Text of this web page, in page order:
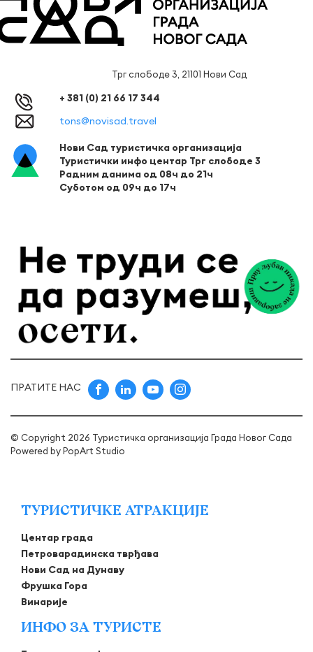
Трг слободе 3, 21101 Нови Сад
+ 381 (0) 21 66 17 344
tons@novisad.travel
Нови Сад туристичка организација
Туристички инфо центар Трг слободе 3
Радним данима од 08ч до 21ч
Суботом од 09ч до 17ч
ПРАТИТЕ НАС
© Copyright 2026 Туристичка организација Града Новог Сада
Powered byPopArt Studio
ТУРИСТИЧКЕ АТРАКЦИЈЕ
Центар града
Петроварадинска тврђава
Нови Сад на Дунаву
Фрушка Гора
Винарије
ИНФО ЗА ТУРИСТЕ